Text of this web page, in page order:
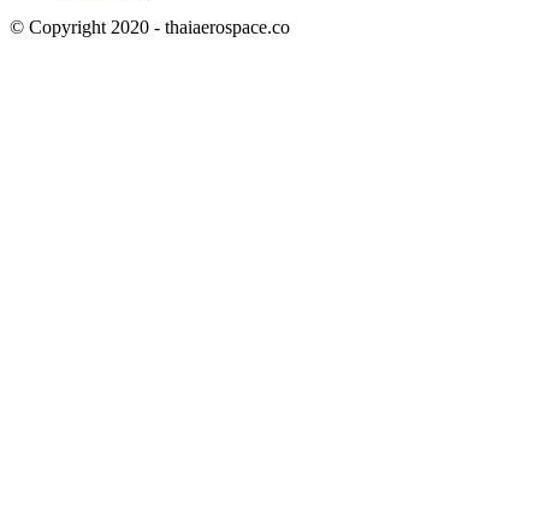
© Copyright 2020 - thaiaerospace.co